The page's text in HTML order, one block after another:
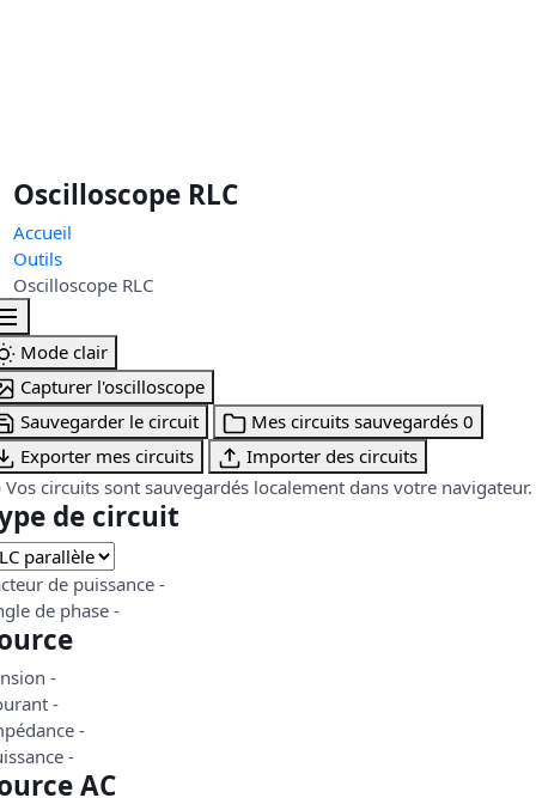
Oscilloscope RLC
Accueil
Outils
Oscilloscope RLC
Oscilloscope RLC
Mode clair
Capturer l'oscilloscope
Sauvegarder le circuit
Mes circuits sauvegardés 0
Exporter mes circuits
Importer des circuits
Vos circuits sont sauvegardés localement dans votre
de circuit
de puissance -
de phase -
-
-
-
-
AC